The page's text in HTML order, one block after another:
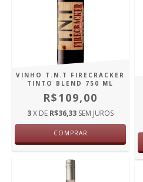
VINHO T.N.T FIRECRACKER
TINTO BLEND 750 ML
R$109,00
3X DE R$36,33 SEM JUROS
COMPRAR